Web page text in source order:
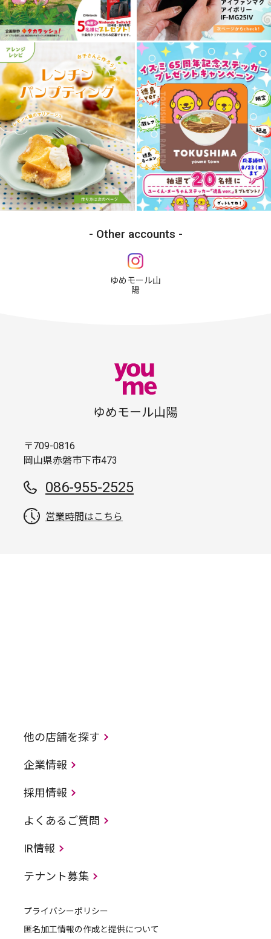
Other accounts
ゆめモール山
陽
ゆめモール山陽
〒709-0816
岡山県赤磐市下市473
086-955-2525
営業時間はこちら
他の店舗を探す
企業情報
採用情報
よくあるご質問
IR情報
テナント募集
プライバシーポリシー
匿名加工情報の作成と提供について